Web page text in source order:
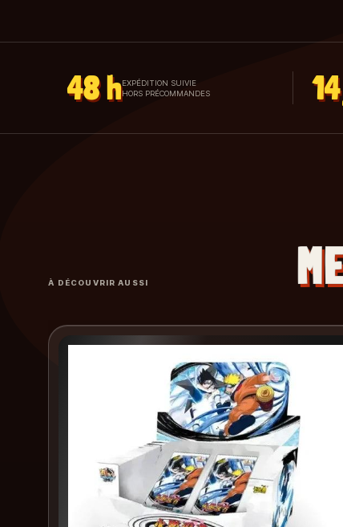
48 hEXPÉDITION SUIVIE
HORS PRÉCOMMANDES
À DÉCOUVRIR AUSSI